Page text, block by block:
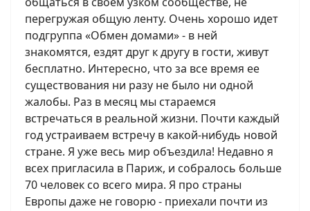
перегружая общую ленту. Очень хорошо идет
подгруппа «Обмен домами» - в ней
знакомятся, ездят друг к другу в гости, живут
бесплатно. Интересно, что за все время ее
существования ни разу не было ни одной
жалобы. Раз в месяц мы стараемся
встречаться в реальной жизни. Почти каждый
год устраиваем встречу в какой-нибудь новой
стране. Я уже весь мир объездила! Недавно я
всех пригласила в Париж, и собралось больше
70 человек со всего мира. Я про страны
Европы даже не говорю - приехали почти из